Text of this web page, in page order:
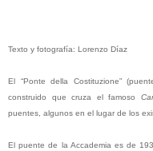
Texto y fotografía: Lorenzo Díaz
El “Ponte della Costituzione”
construido que cruza el famoso
puentes, algunos en el lugar de los
El puente de la Accademia es de